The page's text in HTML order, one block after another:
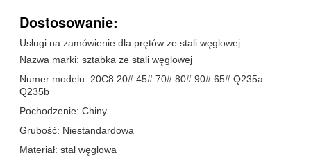
Dostosowanie:
Usługi na zamówienie dla prętów ze stali węglowej
Nazwa marki: sztabka ze stali węglowej
Numer modelu: 20C8 20# 45# 70# 80# 90# 65# Q235a
Q235b
Pochodzenie: Chiny
Grubość: Niestandardowa
Materiał: stal węglowa